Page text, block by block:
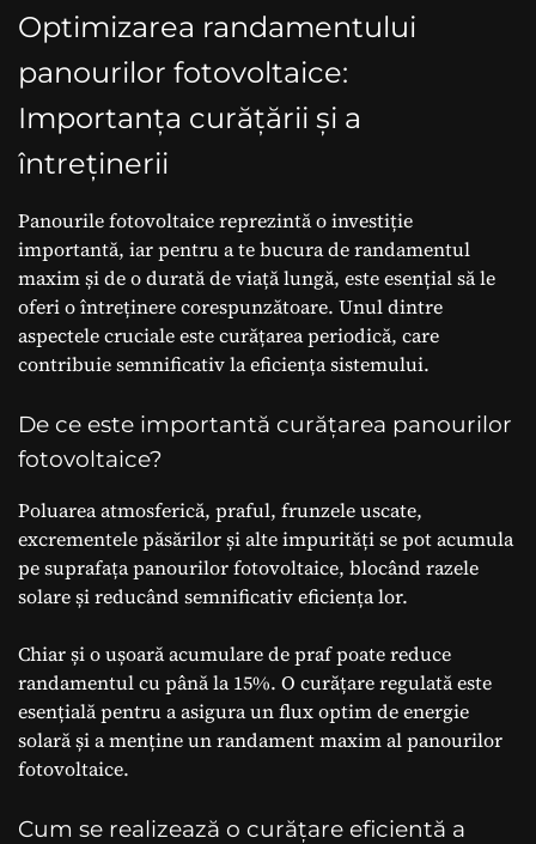
Optimizarea randamentului
panourilor fotovoltaice:
Importanța curățării și a
întreținerii
Panourile fotovoltaice reprezintă o investiție
importantă, iar pentru a te bucura de randamentul
maxim și de o durată de viață lungă, este esențial să le
oferi o întreținere corespunzătoare. Unul dintre
aspectele cruciale este curățarea periodică, care
contribuie semnificativ la eficiența sistemului.
De ce este importantă curățarea panourilor
fotovoltaice?
Poluarea atmosferică, praful, frunzele uscate,
excrementele păsărilor și alte impurități se pot acumula
pe suprafața panourilor fotovoltaice, blocând razele
solare și reducând semnificativ eficiența lor.
Chiar și o ușoară acumulare de praf poate reduce
randamentul cu până la 15%. O curățare regulată este
esențială pentru a asigura un flux optim de energie
solară și a menține un randament maxim al panourilor
fotovoltaice.
Cum se realizează o curățare eficientă a